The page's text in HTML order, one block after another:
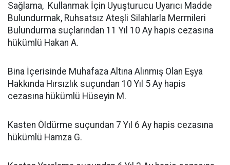
Sağlama, Kullanmak İçin Uyuşturucu Uyarıcı Madde
Bulundurmak, Ruhsatsız Ateşli Silahlarla Mermileri
Bulundurma suçlarından 11 Yıl 10 Ay hapis cezasına
hükümlü Hakan A.
Bina İçerisinde Muhafaza Altına Alınmış Olan Eşya
Hakkında Hırsızlık suçundan 10 Yıl 5 Ay hapis
cezasına hükümlü Hüseyin M.
Kasten Öldürme suçundan 7 Yıl 6 Ay hapis cezasına
hükümlü Hamza G.